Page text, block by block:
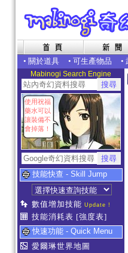
• 關於道具 • 可生產物品 •
Mabinogi Search Engine
使用祝福
藥水可以
讓裝備不
會掉落！
技能快查 - Skill Jump
數值增加技能 Update !
技能消耗表 [強度表]
快速功能 - Quick Menu
愛爾琳世界地圖